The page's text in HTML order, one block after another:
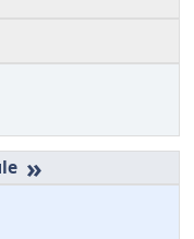
»